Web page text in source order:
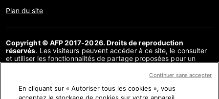
Plan du site
Copyright © AFP 2017-2026. Droits de reproduction
réservés. Les visiteurs peuvent accéder à ce site, le consulter
et utiliser les fonctionnalités de partage proposées pour un
communication au public, distribution de tout ou partie du
soit, sans licence spécifique signée avec l’AFP, est interdite. Les
En cliquant sur « Autoriser tous les cookies », vous
Continuer sans accepter